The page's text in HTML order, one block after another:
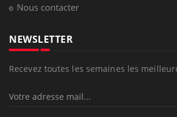
Nous contacter
NEWSLETTER
Recevez toutes les semaines les